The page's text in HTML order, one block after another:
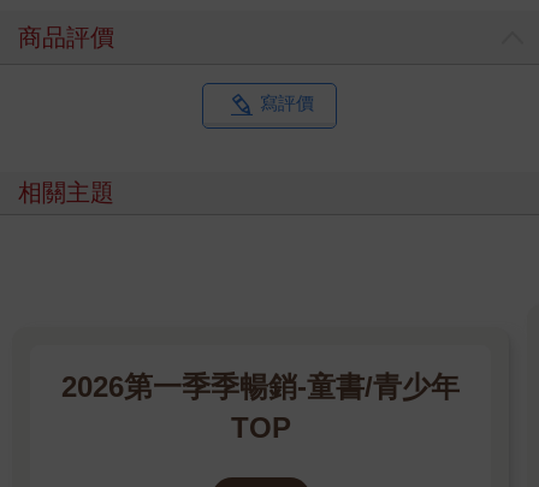
商品評價
寫評價
相關主題
2026第一季季暢銷-童書/青少年
TOP